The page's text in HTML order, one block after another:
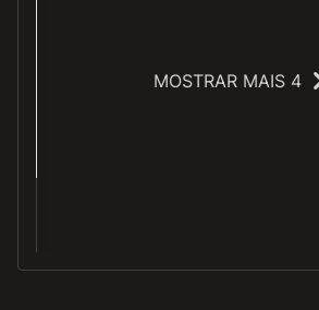
MOSTRAR MAIS 4